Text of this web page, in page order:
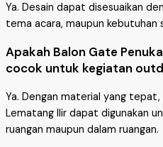
Ya. Desain dapat disesuaikan
tema acara, maupun kebutuhan
Apakah Balon Gate
cocok untuk kegiatan
Ya. Dengan material yang
Lematang Ilir dapat digunakan
ruangan maupun dalam ruangan.